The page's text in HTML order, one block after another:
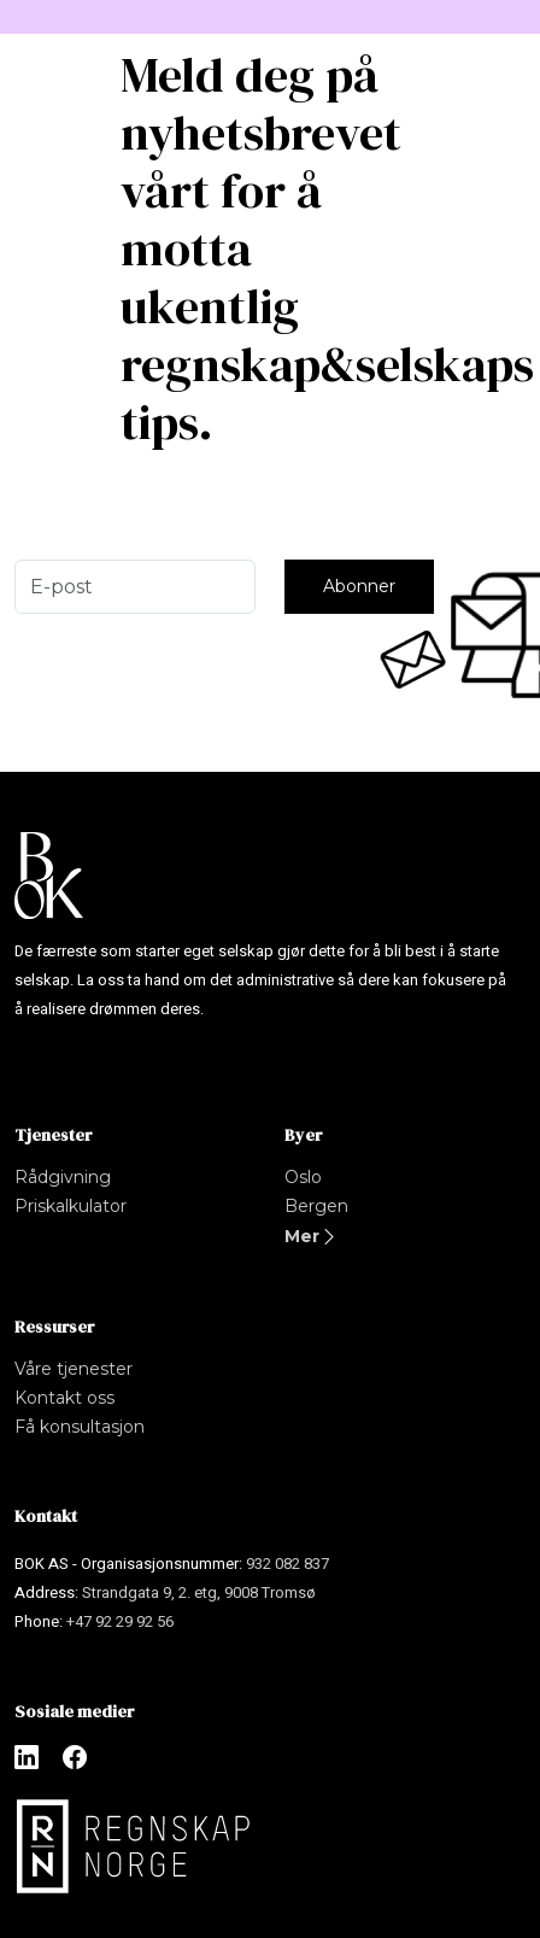
Meld deg på
nyhetsbrevet
vårt for å
motta
ukentlig
regnskap&selskaps
tips.
De færreste som starter eget selskap gjør dette for å bli best i å starte
selskap. La oss ta hand om det administrative så dere kan fokusere på
å realisere drømmen deres.
Tjenester
Rådgivning
Priskalkulator
Byer
Oslo
Bergen
Mer
Ressurser
Våre tjenester
Kontakt oss
Få konsultasjon
Kontakt
BOK AS - Organisasjonsnummer:932 082 837
Address:Strandgata 9, 2. etg, 9008 Tromsø
Phone:+47 92 29 92 56
Sosiale medier
Bok AS